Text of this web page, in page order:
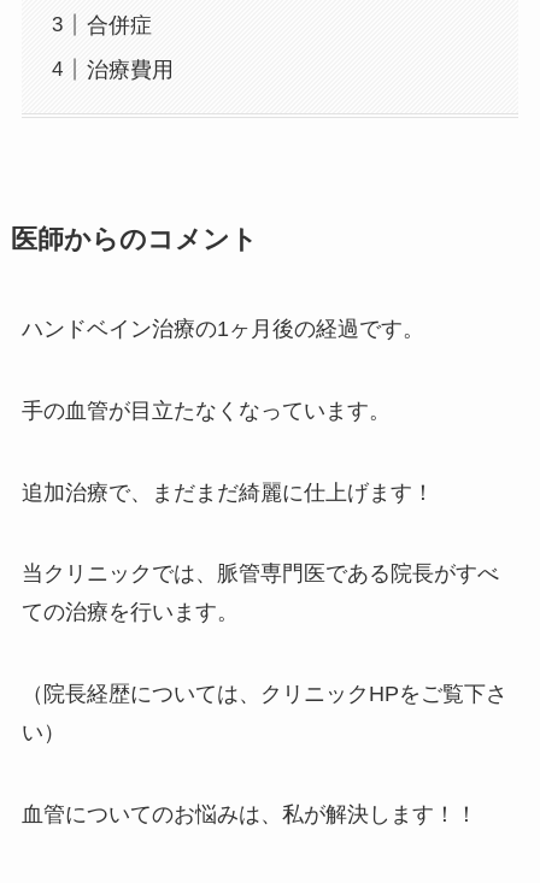
合併症
治療費用
医師からのコメント
ハンドベイン治療の1ヶ月後の経過です。
手の血管が目立たなくなっています。
追加治療で、まだまだ綺麗に仕上げます！
当クリニックでは、脈管専門医である院長がすべ
ての治療を行います。
（院長経歴については、クリニックHPをご覧下さ
い）
血管についてのお悩みは、私が解決します！！